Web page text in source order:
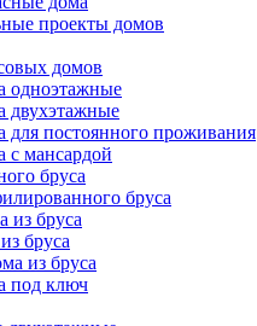
проекты домов
домов
одноэтажные
двухэтажные
для постоянного проживания
с мансардой
бруса
бруса
из бруса
бруса
из бруса
под ключ